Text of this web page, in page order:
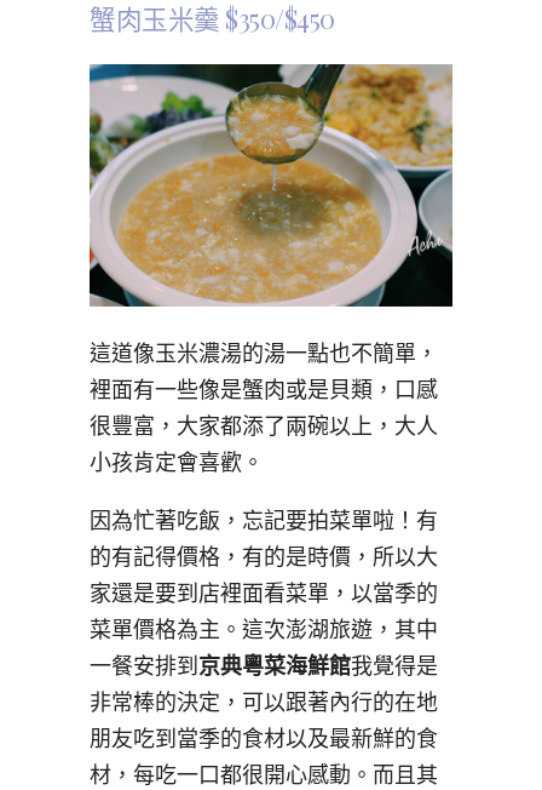
蟹肉玉米羹 $350/$450
這道像玉米濃湯的湯一點也不簡單，
裡面有一些像是蟹肉或是貝類，口感
很豐富，大家都添了兩碗以上，大人
小孩肯定會喜歡。
因為忙著吃飯，忘記要拍菜單啦！有
的有記得價格，有的是時價，所以大
家還是要到店裡面看菜單，以當季的
菜單價格為主。這次澎湖旅遊，其中
一餐安排到 京典粵菜海鮮館我覺得是
非常棒的決定，可以跟著內行的在地
朋友吃到當季的食材以及最新鮮的食
材，每吃一口都很開心感動。而且其